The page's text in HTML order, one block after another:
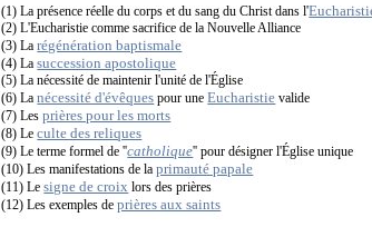
(1) La présence réelle du corps et du sang du Christ dans l'
(2) L'Eucharistie comme sacrifice de la Nouvelle Alliance
(3) Larégénération baptismale
(4) Lasuccession apostolique
(5) La nécessité de maintenir l'unité de l'Église
(6) Lanécessité d'évêques pour uneEucharistie valide
(7) Lesprières pour les morts
(8) Leculte des reliques
(9) Le terme formel de ''catholique'' pour désigner l'Église unique
(10) Les manifestations de laprimauté papale
(11) Lesigne de croix lors des prières
(12) Les exemples deprières aux saints